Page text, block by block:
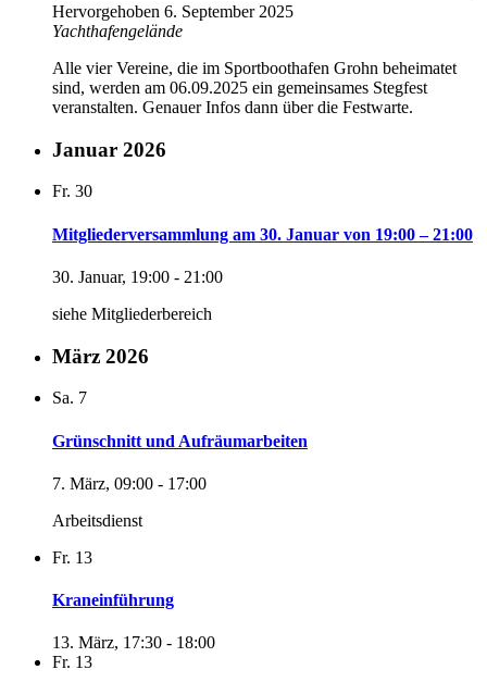
Hervorgehoben 6. September 2025
Yachthafengelände
Alle vier Vereine, die im Sportboothafen Grohn beheimatet
sind, werden am 06.09.2025 ein gemeinsames Stegfest
veranstalten. Genauer Infos dann über die Festwarte.
Januar 2026
Fr. 30
Mitgliederversammlung am 30. Januar von 19:00 – 21:00
30. Januar, 19:00 - 21:00
siehe Mitgliederbereich
März 2026
Sa. 7
Grünschnitt und Aufräumarbeiten
7. März, 09:00 - 17:00
Arbeitsdienst
Fr. 13
Kraneinführung
13. März, 17:30 - 18:00
Fr. 13